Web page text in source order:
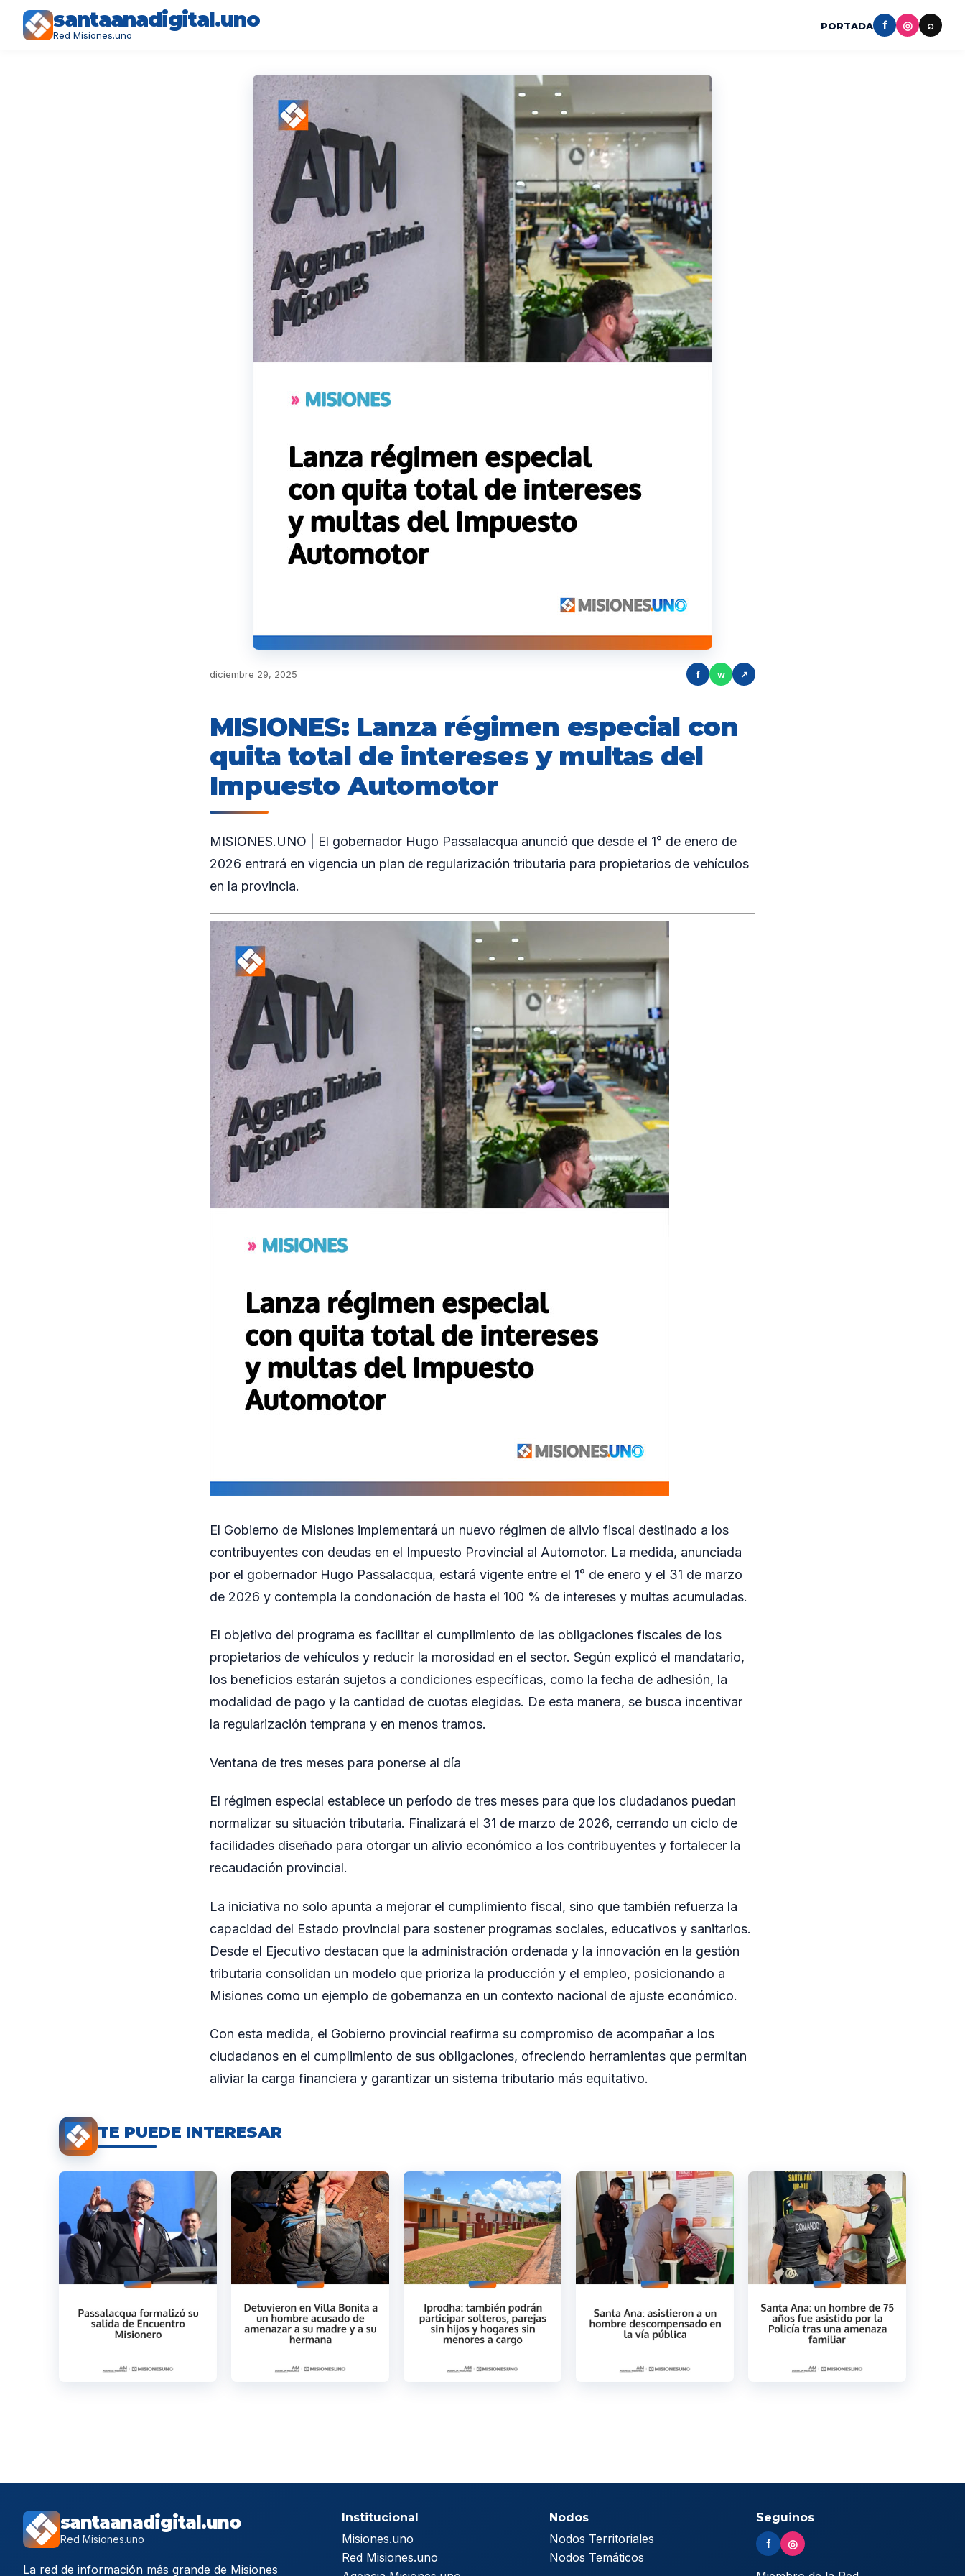
santaanadigital.uno
Red Misiones.uno
PORTADA f ◎ ⌕
diciembre 29, 2025 f w ↗
MISIONES: Lanza régimen especial con
quita total de intereses y multas del
Impuesto Automotor
MISIONES.UNO | El gobernador Hugo Passalacqua anunció que desde el 1° de enero de
2026 entrará en vigencia un plan de regularización tributaria para propietarios de vehículos
en la provincia.
El Gobierno de Misiones implementará un nuevo régimen de alivio fiscal destinado a los
contribuyentes con deudas en el Impuesto Provincial al Automotor. La medida, anunciada
por el gobernador Hugo Passalacqua, estará vigente entre el 1° de enero y el 31 de marzo
de 2026 y contempla la condonación de hasta el 100 % de intereses y multas acumuladas.
El objetivo del programa es facilitar el cumplimiento de las obligaciones fiscales de los
propietarios de vehículos y reducir la morosidad en el sector. Según explicó el mandatario,
los beneficios estarán sujetos a condiciones específicas, como la fecha de adhesión, la
modalidad de pago y la cantidad de cuotas elegidas. De esta manera, se busca incentivar
la regularización temprana y en menos tramos.
Ventana de tres meses para ponerse al día
El régimen especial establece un período de tres meses para que los ciudadanos puedan
normalizar su situación tributaria. Finalizará el 31 de marzo de 2026, cerrando un ciclo de
facilidades diseñado para otorgar un alivio económico a los contribuyentes y fortalecer la
recaudación provincial.
La iniciativa no solo apunta a mejorar el cumplimiento fiscal, sino que también refuerza la
capacidad del Estado provincial para sostener programas sociales, educativos y sanitarios.
Desde el Ejecutivo destacan que la administración ordenada y la innovación en la gestión
tributaria consolidan un modelo que prioriza la producción y el empleo, posicionando a
Misiones como un ejemplo de gobernanza en un contexto nacional de ajuste económico.
Con esta medida, el Gobierno provincial reafirma su compromiso de acompañar a los
ciudadanos en el cumplimiento de sus obligaciones, ofreciendo herramientas que permitan
aliviar la carga financiera y garantizar un sistema tributario más equitativo.
TE PUEDE INTERESAR
santaanadigital.uno
Red Misiones.uno
La red de información más grande de Misiones
Institucional
Misiones.uno
Red Misiones.uno
Nodos
Nodos Territoriales
Nodos Temáticos
Seguinos
f ◎